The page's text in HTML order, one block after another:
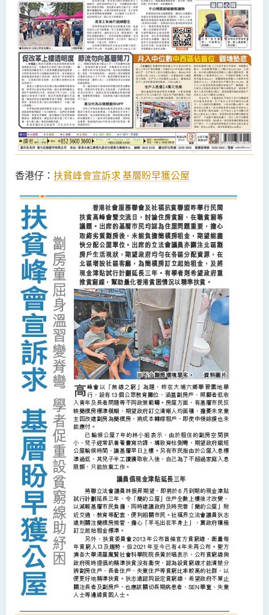
香港仔： 扶貧峰會宣訴求 基層盼早獲公屋